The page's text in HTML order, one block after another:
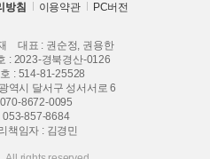
방침 이용약관 PC버전
대표 : 권순정, 권용한
: 2023-경북경산-0126
: 514-81-25528
역시 달서구 성서서로 6
070-8672-0095
053-857-8684
책임자 : 김경민